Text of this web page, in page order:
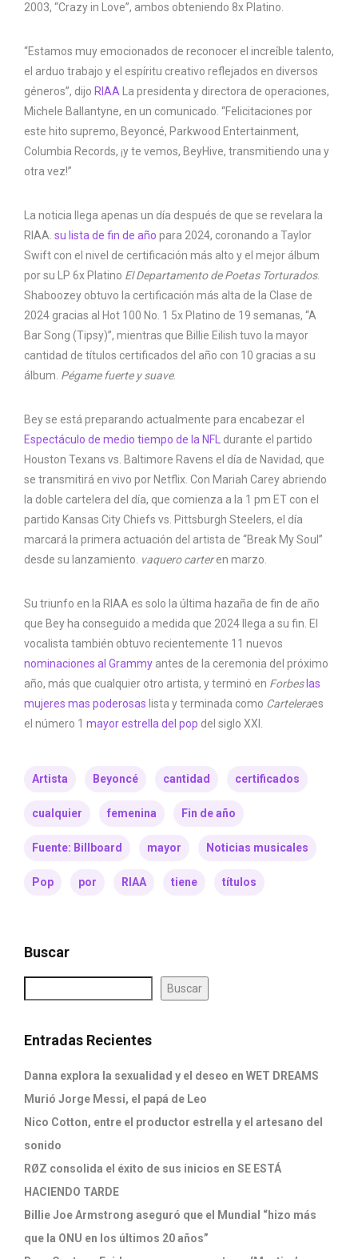
2003, “Crazy in Love”, ambos obteniendo 8x Platino.
“Estamos muy emocionados de reconocer el increíble talento,
el arduo trabajo y el espíritu creativo reflejados en diversos
géneros”, dijo RIAA La presidenta y directora de operaciones,
Michele Ballantyne, en un comunicado. “Felicitaciones por
este hito supremo, Beyoncé, Parkwood Entertainment,
Columbia Records, ¡y te vemos, BeyHive, transmitiendo una y
otra vez!”
La noticia llega apenas un día después de que se revelara la
RIAA. su lista de fin de año para 2024, coronando a Taylor
Swift con el nivel de certificación más alto y el mejor álbum
por su LP 6x Platino El Departamento de Poetas Torturados.
Shaboozey obtuvo la certificación más alta de la Clase de
2024 gracias al Hot 100 No. 1 5x Platino de 19 semanas, “A
Bar Song (Tipsy)”, mientras que Billie Eilish tuvo la mayor
cantidad de títulos certificados del año con 10 gracias a su
álbum. Pégame fuerte y suave.
Bey se está preparando actualmente para encabezar el
Espectáculo de medio tiempo de la NFL durante el partido
Houston Texans vs. Baltimore Ravens el día de Navidad, que
se transmitirá en vivo por Netflix. Con Mariah Carey abriendo
la doble cartelera del día, que comienza a la 1 pm ET con el
partido Kansas City Chiefs vs. Pittsburgh Steelers, el día
marcará la primera actuación del artista de “Break My Soul”
desde su lanzamiento. vaquero carteren marzo.
Su triunfo en la RIAA es solo la última hazaña de fin de año
que Bey ha conseguido a medida que 2024 llega a su fin. El
vocalista también obtuvo recientemente 11 nuevos
nominaciones al Grammy antes de la ceremonia del próximo
año, más que cualquier otro artista, y terminó en Forbes las
mujeres mas poderosas lista y terminada como Carteleraes
el número 1 mayor estrella del pop del siglo XXI.
Artista Beyoncé cantidad certificados
cualquier femenina Fin de año
Fuente: Billboard mayor Noticias musicales
Pop por RIAA tiene títulos
Buscar
Buscar
Entradas Recientes
Danna explora la sexualidad y el deseo en WET DREAMS
Murió Jorge Messi, el papá de Leo
Nico Cotton, entre el productor estrella y el artesano del
sonido
RØZ consolida el éxito de sus inicios en SE ESTÁ
HACIENDO TARDE
Billie Joe Armstrong aseguró que el Mundial “hizo más
que la ONU en los últimos 20 años”